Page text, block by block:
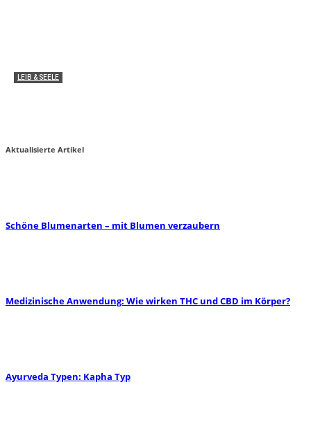
LEIB & SEELE
Aktualisierte Artikel
Schöne Blumenarten – mit Blumen verzaubern
Medizinische Anwendung: Wie wirken THC und CBD im Körper?
Ayurveda Typen: Kapha Typ